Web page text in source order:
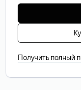
Получить полный